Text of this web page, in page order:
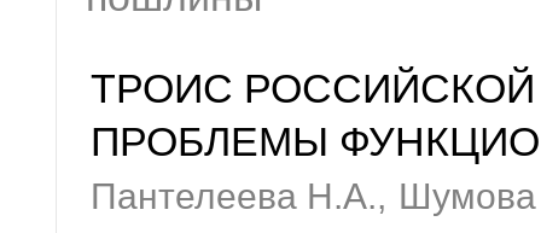
ТРОИС
ПРОБЛЕМЫ
Пантелеева Н.А.,